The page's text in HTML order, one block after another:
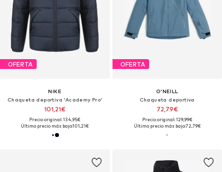
OFERTA
NIKE
Chaqueta deportiva 'Academy Pro'
101,21€
Precio original: 134,95€
Último precio más bajo:101,21€
OFERTA
O'NEILL
Chaqueta deportiva
72,79€
Precio original: 129,99€
Último precio más bajo:72,79€